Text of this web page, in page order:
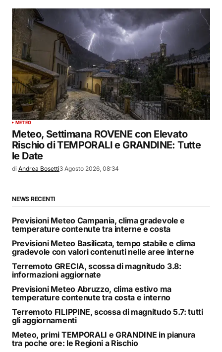
METEO
Meteo, Settimana ROVENE con Elevato
Rischio di TEMPORALI e GRANDINE: Tutte
le Date
di Andrea Bosetti3 Agosto 2026, 08:34
NEWS RECENTI
Previsioni Meteo Campania, clima gradevole e
temperature contenute tra interne e costa
Previsioni Meteo Basilicata, tempo stabile e clima
gradevole con valori contenuti nelle aree interne
Terremoto GRECIA, scossa di magnitudo 3.8:
informazioni aggiornate
Previsioni Meteo Abruzzo, clima estivo ma
temperature contenute tra costa e interno
Terremoto FILIPPINE, scossa di magnitudo 5.7: tutti
gli aggiornamenti
Meteo, primi TEMPORALI e GRANDINE in pianura
tra poche ore: le Regioni a Rischio